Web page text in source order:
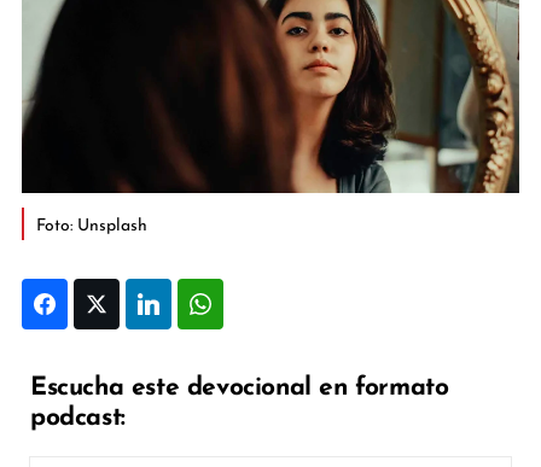
Foto: Unsplash
FacebookTwitter LinkedIn
Escucha este devocional en formato
podcast: